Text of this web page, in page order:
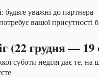
будьте уважні до партнера
вашої присутності
(22 грудня — 19
суботи неділя дає те, на